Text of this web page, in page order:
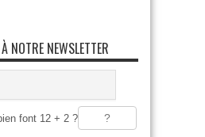
NOTRE NEWSLETTER
font 12 + 2 ?